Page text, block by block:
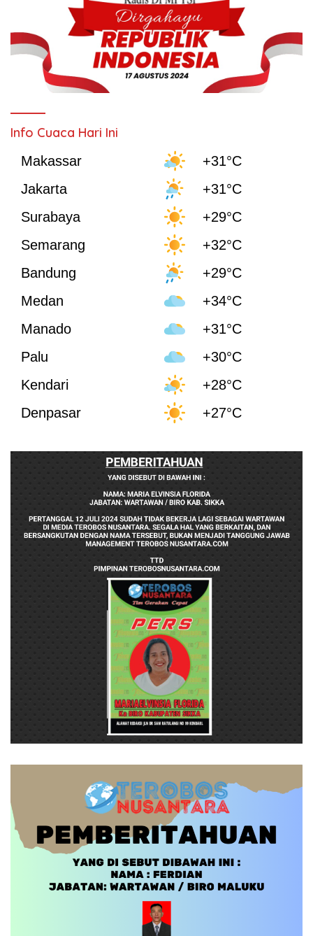
Info Cuaca Hari Ini
Makassar
+31°C
Jakarta
+31°C
Surabaya
+29°C
Semarang
+32°C
Bandung
+29°C
Medan
+34°C
Manado
+31°C
Palu
+30°C
Kendari
+28°C
Denpasar
+27°C